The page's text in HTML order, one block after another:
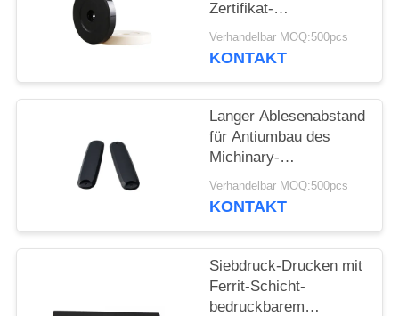
Zertifikat-
Antimetallrfid/Patrouillen-
Punkt-Umbau
Verhandelbar MOQ:500pcs
KONTAKT
Langer Ablesenabstand
für Antiumbau des
Michinary-
Management-85*25mm
metallrfid
Verhandelbar MOQ:500pcs
KONTAKT
Siebdruck-Drucken mit
Ferrit-Schicht-
bedruckbarem